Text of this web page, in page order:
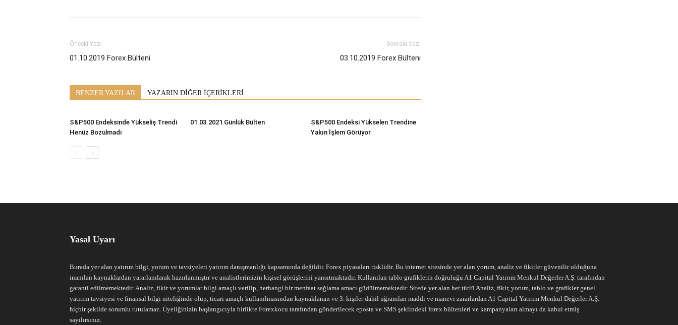
Önceki Yazı
01.10.2019 Forex Bülteni
Sonraki Yazı
03.10.2019 Forex Bülteni
BENZER YAZILAR YAZARIN DİĞER İÇERİKLERİ
S&P500 Endeksinde Yükseliş Trendi
Henüz Bozulmadı
01.03.2021 Günlük Bülten
S&P500 Endeksi Yükselen Trendine
Yakın İşlem Görüyor
Yasal Uyarı
Burada yer alan yatırım bilgi, yorum ve tavsiyeleri yatırım danışmanlığı kapsamında değildir. Forex piyasaları risklidir. Bu internet sitesinde yer alan yorum, analiz ve fikirler güvenilir olduğuna
inanılan kaynaklardan yararlanılarak hazırlanmıştır ve analistlerimizin kişisel görüşlerini yansıtmaktadır. Kullanılan tablo grafiklerin doğruluğu A1 Capital Yatırım Menkul Değerler A.Ş. tarafından
garanti edilmemektedir. Analiz, fikir ve yorumlar bilgi amaçlı verilip, herhangi bir menfaat sağlama amacı güdülmemektedir. Sitede yer alan her türlü Analiz, fikir, yorum, tablo ve grafikler genel
yatırım tavsiyesi ve finansal bilgi niteliğinde olup, ticari amaçlı kullanılmasından kaynaklanan ve 3. kişiler dahil uğranılan maddi ve manevi zararlardan A1 Capital Yatırım Menkul Değerler A.Ş.
hiçbir şekilde sorumlu tutulamaz. Üyeliğinizin başlangıcıyla birlikte Forexkocu tarafından gönderilecek eposta ve SMS şeklindeki forex bültenleri ve kampanyaları almayı da kabul etmiş
sayılırsınız.